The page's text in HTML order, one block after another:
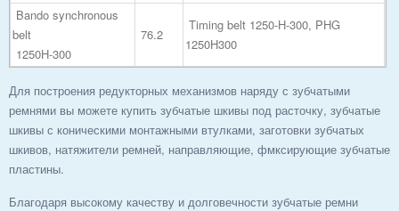
Bando synchronous
belt
1250H-300
76.2
Timing belt 1250-H-300, PHG
1250H300
Для построения редукторных механизмов наряду с зубчатыми
ремнями вы можете купить зубчатые шкивы под расточку, зубчатые
шкивы с коническими монтажными втулками, заготовки зубчатых
шкивов, натяжители ремней, направляющие, фмксирующие зубчатые
пластины.
Благодаря высокому качеству и долговечности зубчатые ремни